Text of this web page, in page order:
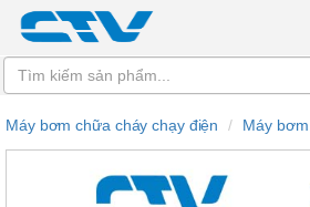
Máy bơm chữa cháy chạy điện Máy